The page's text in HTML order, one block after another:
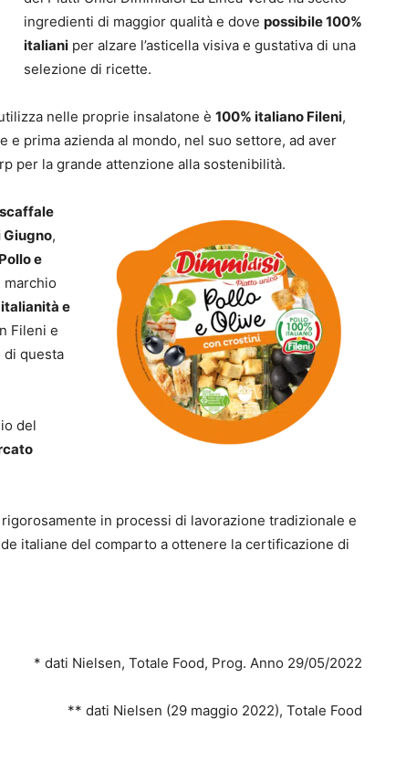
ingredienti di maggior qualità e dove possibile 100%
italiani per alzare l’asticella visiva e gustativa di una
selezione di ricette.
nelle proprie insalatone è 100% italiano Fileni,
prima azienda al mondo, nel suo settore, ad aver
per la grande attenzione alla sostenibilità.
Giugno,
e
e
Fileni e
di questa
del
in processi di lavorazione tradizionale e
italiane del comparto a ottenere la certificazione di
* dati Nielsen, Totale Food, Prog. Anno 29/05/2022
** dati Nielsen (29 maggio 2022), Totale Food